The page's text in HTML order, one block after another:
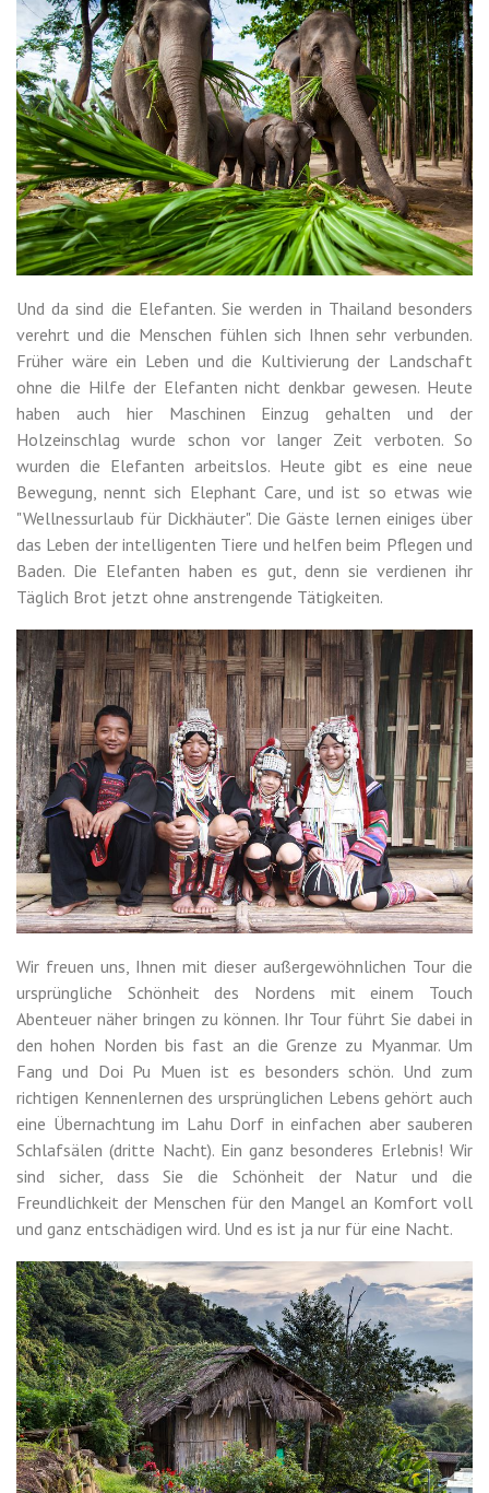
Und da sind die Elefanten. Sie werden in Thailand besonders
verehrt und die Menschen fühlen sich Ihnen sehr verbunden.
Früher wäre ein Leben und die Kultivierung der Landschaft
ohne die Hilfe der Elefanten nicht denkbar gewesen. Heute
haben auch hier Maschinen Einzug gehalten und der
Holzeinschlag wurde schon vor langer Zeit verboten. So
wurden die Elefanten arbeitslos. Heute gibt es eine neue
Bewegung, nennt sich Elephant Care, und ist so etwas wie
"Wellnessurlaub für Dickhäuter". Die Gäste lernen einiges über
das Leben der intelligenten Tiere und helfen beim Pflegen und
Baden. Die Elefanten haben es gut, denn sie verdienen ihr
Täglich Brot jetzt ohne anstrengende Tätigkeiten.
Wir freuen uns, Ihnen mit dieser außergewöhnlichen Tour die
ursprüngliche Schönheit des Nordens mit einem Touch
Abenteuer näher bringen zu können. Ihr Tour führt Sie dabei in
den hohen Norden bis fast an die Grenze zu Myanmar. Um
Fang und Doi Pu Muen ist es besonders schön. Und zum
richtigen Kennenlernen des ursprünglichen Lebens gehört auch
eine Übernachtung im Lahu Dorf in einfachen aber sauberen
Schlafsälen (dritte Nacht). Ein ganz besonderes Erlebnis! Wir
sind sicher, dass Sie die Schönheit der Natur und die
Freundlichkeit der Menschen für den Mangel an Komfort voll
und ganz entschädigen wird. Und es ist ja nur für eine Nacht.